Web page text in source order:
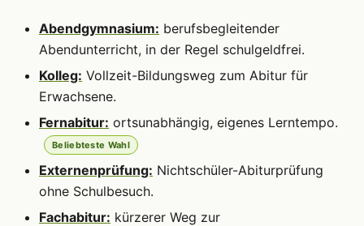
Abendgymnasium: berufsbegleitender
Abendunterricht, in der Regel schulgeldfrei.
Kolleg: Vollzeit-Bildungsweg zum Abitur für
Erwachsene.
Fernabitur: ortsunabhängig, eigenes Lerntempo.
Beliebteste Wahl
Externenprüfung: Nichtschüler-Abiturprüfung
ohne Schulbesuch.
Fachabitur: kürzerer Weg zur